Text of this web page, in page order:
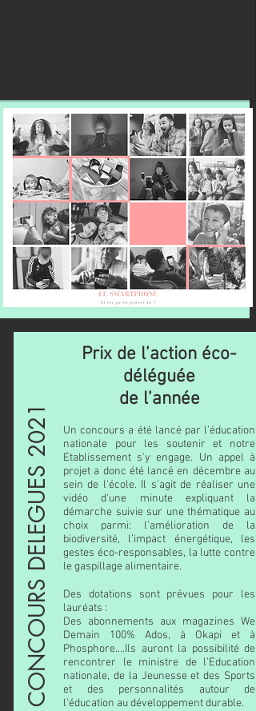
CONCOURS DELEGUES 2021
Prix de l’action éco-
déléguée
de l’année
Un concours a été lancé par l’éducation
nationale pour les soutenir et notre
Etablissement s'y engage. Un appel à
projet a donc été lancé en décembre au
sein de l'école. Il s'agit de réaliser une
vidéo d'une minute expliquant la
démarche suivie sur une thématique au
choix parmi: l’amélioration de la
biodiversité, l’impact énergétique, les
gestes éco-responsables, la lutte contre
le gaspillage alimentaire.
Des dotations sont prévues pour les
lauréats :
Des abonnements aux magazines We
Demain 100% Ados, à Okapi et à
Phosphore....Ils auront la possibilité de
rencontrer le ministre de l’Education
nationale, de la Jeunesse et des Sports
et des personnalités autour de
l’éducation au développement durable.